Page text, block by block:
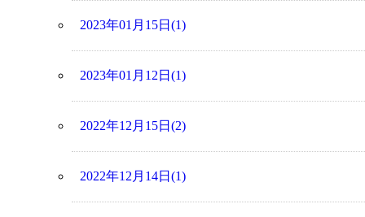
2023年01月15日(1)
2023年01月12日(1)
2022年12月15日(2)
2022年12月14日(1)